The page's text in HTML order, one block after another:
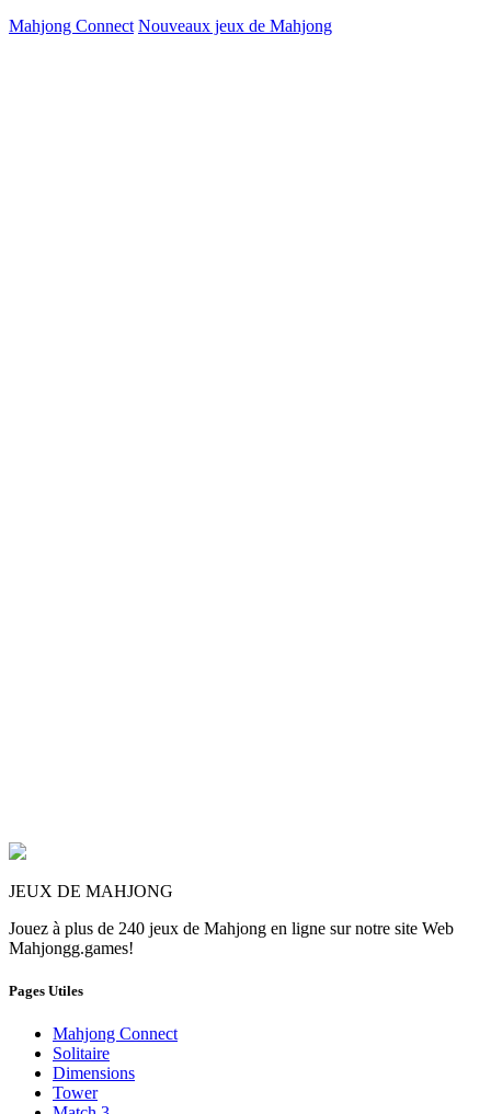
Mahjong Connect Nouveaux jeux de Mahjong
JEUX DE MAHJONG
Jouez à plus de 240 jeux de Mahjong en ligne sur notre site Web
Mahjongg.games!
Pages Utiles
Mahjong Connect
Solitaire
Dimensions
Tower